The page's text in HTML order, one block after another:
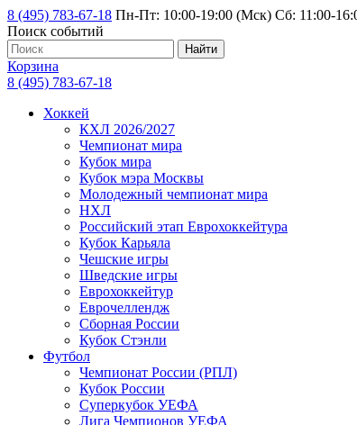
8 (495) 783-67-18 Пн-Пт: 10:00-19:00 (Мск) Сб: 11:00-
Поиск событий
Найти
Корзина
8 (495) 783-67-18
Хоккей
КХЛ 2026/2027
Чемпионат мира
Кубок мира
Кубок мэра Москвы
Молодежный чемпионат мира
НХЛ
Российский этап Еврохоккейтура
Кубок Карьяла
Чешские игры
Шведские игры
Еврохоккейтур
Еврочеллендж
Сборная России
Кубок Стэнли
Футбол
Чемпионат России (РПЛ)
Кубок России
Суперкубок УЕФА
Лига Чемпионов УЕФА